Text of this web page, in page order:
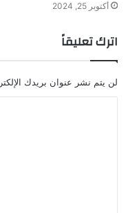
10 أسباب تدفعك إلى تعلم كتابة المحتوى الآن
Comments
التعليقات
أكتوبر 25, 2024
اترك تعليقاً
لن يتم نشر عنوان بريدك